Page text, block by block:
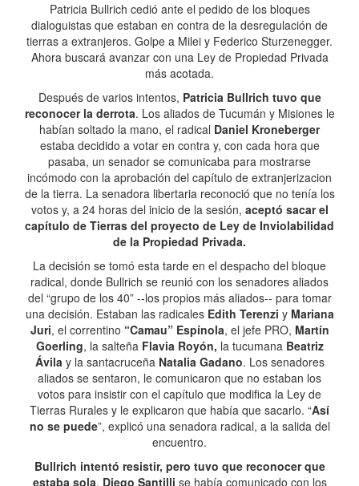
Patricia Bullrich cedió ante el pedido de los bloques
dialoguistas que estaban en contra de la desregulación de
tierras a extranjeros. Golpe a Milei y Federico Sturzenegger.
Ahora buscará avanzar con una Ley de Propiedad Privada
más acotada.
Después de varios intentos, Patricia Bullrich tuvo que
reconocer la derrota. Los aliados de Tucumán y Misiones le
habían soltado la mano, el radical Daniel Kroneberger
estaba decidido a votar en contra y, con cada hora que
pasaba, un senador se comunicaba para mostrarse
incómodo con la aprobación del capítulo de extranjerizacion
de la tierra. La senadora libertaria reconoció que no tenía los
votos y, a 24 horas del inicio de la sesión, aceptó sacar el
capítulo de Tierras del proyecto de Ley de Inviolabilidad
de la Propiedad Privada.
La decisión se tomó esta tarde en el despacho del bloque
radical, donde Bullrich se reunió con los senadores aliados
del “grupo de los 40” --los propios más aliados-- para tomar
una decisión. Estaban las radicales Edith Terenzi y Mariana
Juri, el correntino “Camau” Espínola, el jefe PRO, Martín
Goerling, la salteña Flavia Royón, la tucumana Beatriz
Ávilay la santacruceñaNatalia Gadano. Los senadores
aliados se sentaron, le comunicaron que no estaban los
votos para insistir con el capítulo que modifica la Ley de
Tierras Rurales y le explicaron que había que sacarlo. “Así
no se puede”, explicó una senadora radical, a la salida del
encuentro.
Bullrich intentó resistir, pero tuvo que reconocer que
estaba sola. Diego Santilli se había comunicado con los